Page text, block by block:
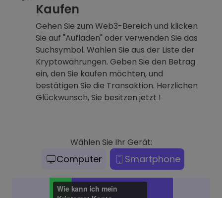
Kaufen
Gehen Sie zum Web3-Bereich und klicken
Sie auf "Aufladen" oder verwenden Sie das
Suchsymbol. Wählen Sie aus der Liste der
Kryptowährungen. Geben Sie den Betrag
ein, den Sie kaufen möchten, und
bestätigen Sie die Transaktion. Herzlichen
Glückwunsch, Sie besitzen jetzt !
Wählen Sie Ihr Gerät:
Computer Smartphone